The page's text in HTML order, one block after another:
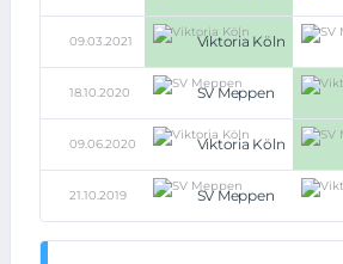
09.03.2021 Viktoria Köln
18.10.2020 SV Meppen
09.06.2020 Viktoria Köln
21.10.2019 SV Meppen